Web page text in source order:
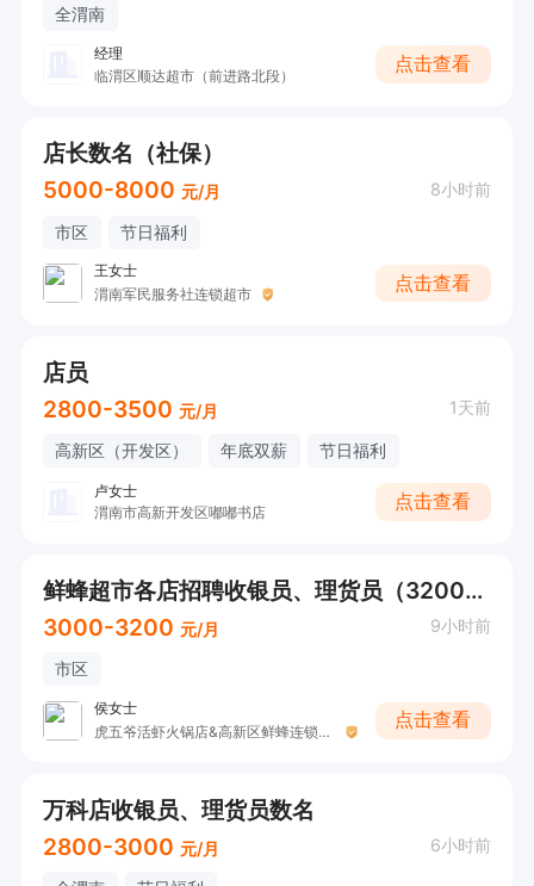
全渭南
经理
临渭区顺达超市（前进路北段）
点击查看
店长数名（社保）
5000-8000 元/月 8小时前
市区 节日福利
王女士
渭南军民服务社连锁超市
点击查看
店员
2800-3500 元/月 1天前
高新区（开发区） 年底双薪 节日福利
卢女士
渭南市高新开发区嘟嘟书店
点击查看
鲜蜂超市各店招聘收银员、理货员（3200元底薪+）
3000-3200 元/月 9小时前
市区
侯女士
虎五爷活虾火锅店&高新区鲜蜂连锁生活超市
点击查看
万科店收银员、理货员数名
2800-3000 元/月 6小时前